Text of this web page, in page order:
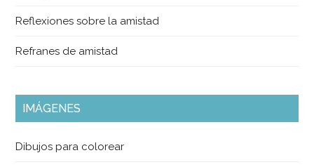
Reflexiones sobre la amistad
Refranes de amistad
IMÁGENES
Dibujos para colorear